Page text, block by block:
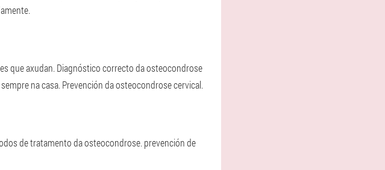
que axudan. Diagnóstico correcto da osteocondrose
na casa. Prevención da osteocondrose cervical.
de tratamento da osteocondrose. prevención de